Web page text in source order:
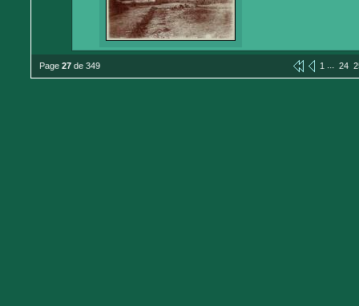
Page 27 de 349 1 ... 24